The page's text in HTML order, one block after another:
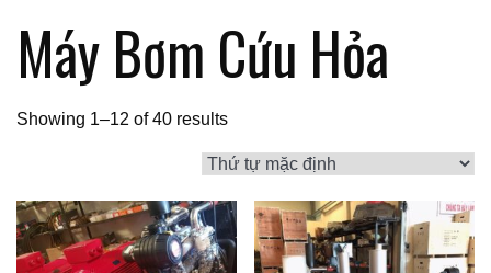
Máy Bơm Cứu Hỏa
Showing 1–12 of 40 results